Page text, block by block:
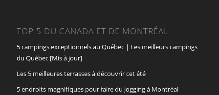
TOP 5 DU CANADA ET DE MONTRÉAL
5 campings exceptionnels au Québec | Les meilleurs campings
du Québec [Mis à jour]
Les 5 meilleures terrasses à découvrir cet été
5 endroits magnifiques pour faire du jogging à Montréal